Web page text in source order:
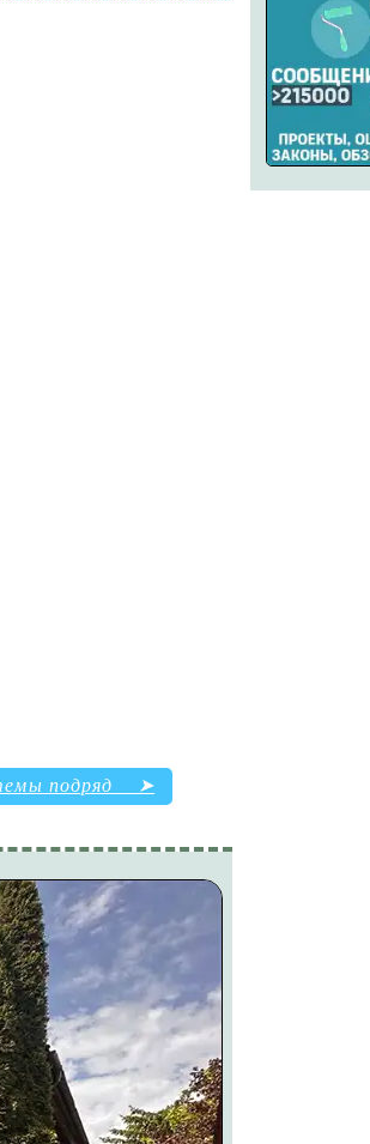
подряд ➤